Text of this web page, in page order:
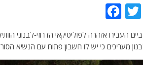
E
T
itt
er
c
e
העבירו אזהרה לפוליטיקאי הדרוזי-לבנוני
מעריכים כי יש לו חשבון פתוח עם הנשיא